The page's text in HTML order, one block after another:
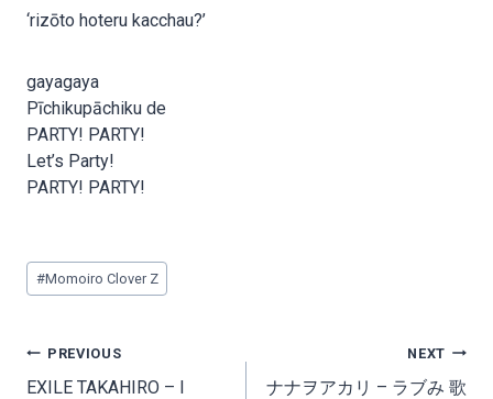
‘rizōto hoteru kacchau?’
gayagaya
Pīchikupāchiku de
PARTY! PARTY!
Let’s Party!
PARTY! PARTY!
Post
Tags:
#Momoiro Clover Z
Post
navigation
PREVIOUS
EXILE TAKAHIRO – I
NEXT
ナナヲアカリ – ラブみ 歌